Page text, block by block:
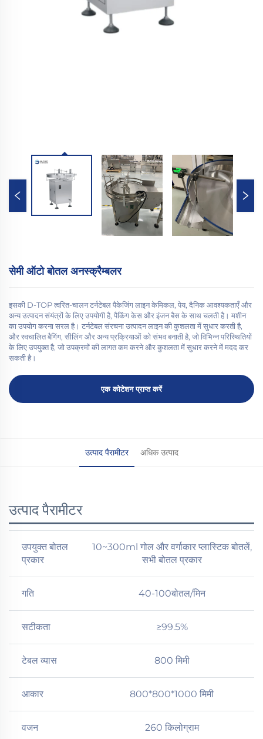
सेमी ऑटो बोतल अनस्क्रैम्बलर
इसकी D-TOP त्वरित-चालन टर्नटेबल पैकेजिंग लाइन केमिकल, पेय, दैनिक आवश्यकताएँ और
अन्य उत्पादन संयंत्रों के लिए उपयोगी है, पैकिंग केस और इंजन बैस के साथ चलती है। मशीन
का उपयोग करना सरल है। टर्नटेबल संरचना उत्पादन लाइन की कुशलता में सुधार करती है,
और स्वचालित बैगिंग, सीलिंग और अन्य प्रक्रियाओं को संभव बनाती है, जो विभिन्न परिस्थितियों
के लिए उपयुक्त है, जो उपक्रमों की लागत कम करने और कुशलता में सुधार करने में मदद कर
सकती है।
एक कोटेशन प्राप्त करें
उत्पाद पैरामीटर अधिक उत्पाद
उत्पाद पैरामीटर
उपयुक्त बोतल
प्रकार
10~300ml गोल और वर्गाकार प्लास्टिक बोतलें,
सभी बोतल प्रकार
गति 40-100बोतल/मिन
सटीकता ≥99.5%
टेबल व्यास 800 मिमी
आकार 800*800*1000 मिमी
वजन 260 किलोग्राम